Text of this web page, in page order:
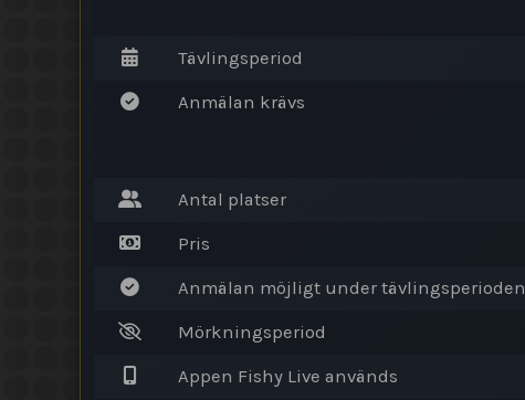
Tävlingsperiod
Anmälan krävs
Antal platser
Pris
Anmälan möjligt under tävlingsperioden
Mörkningsperiod
Appen Fishy Live används